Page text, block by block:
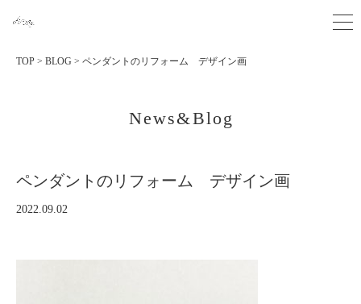
TOP > BLOG > ペンダントのリフォーム デザイン画
News&Blog
ペンダントのリフォーム デザイン画
2022.09.02